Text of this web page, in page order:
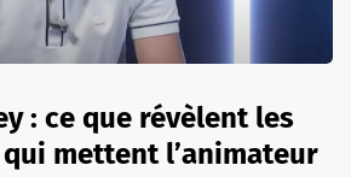
: ce que révèlent les
mettent l’animateur